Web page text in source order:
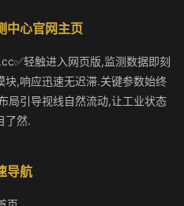
中心官网主页
轻触进入网页版,监测数据即刻
块,响应迅速无迟滞.关键参数始终
局引导视线自然流动,让工业状态
了然.
导航